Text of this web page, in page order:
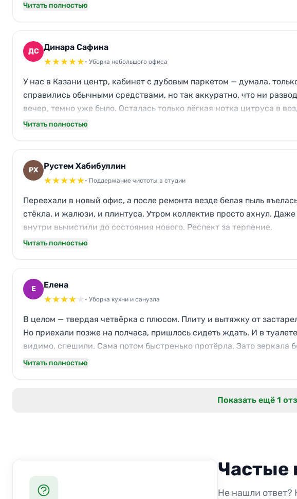
Читать полностью
ДС Динара Сафина
★★★★★• Уборка небольшого офиса
У нас в Казани центр, кабинет с дубовым паркетом — думала,
справились обычными средствами, но так аккуратно, что ни
вечер, темно уже было. Осталась только лёгкая нотка цитруса в
Читать полностью
РХ Рустем Хабибуллин
★★★★★• Поддержание чистоты в студии
Переехали в новый офис, а после ремонта везде белая пыль
стёкла, и жалюзи, и плинтуса. Утром коллектив просто ахнул.
внутри вычистили до состояния нового. Респект за терпение.
Читать полностью
Е Елена
★★★★★ • Уборка кухни и санузла
В целом — твердая четвёрка с плюсом. Плиту и вытяжку от
Но приехали позже на полчаса, пришлось сидеть ждать. И в
видимо, спешили. Сама потом быстренько протёрла. Зато зеркала
следующий раз попрошу задержаться на эти мелочи.
Читать полностью
Показать ещё 1
Частые
Не нашли ответ?